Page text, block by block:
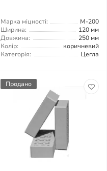
Марка міцності:
М-200
Ширина:
120 мм
Довжина:
250 мм
Колір:
коричневий
Категорія:
Цегла
Продано